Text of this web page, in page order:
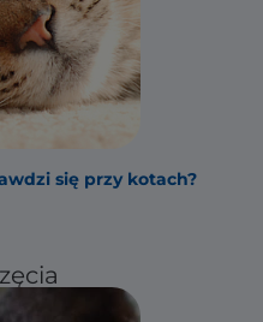
się przy kotach?